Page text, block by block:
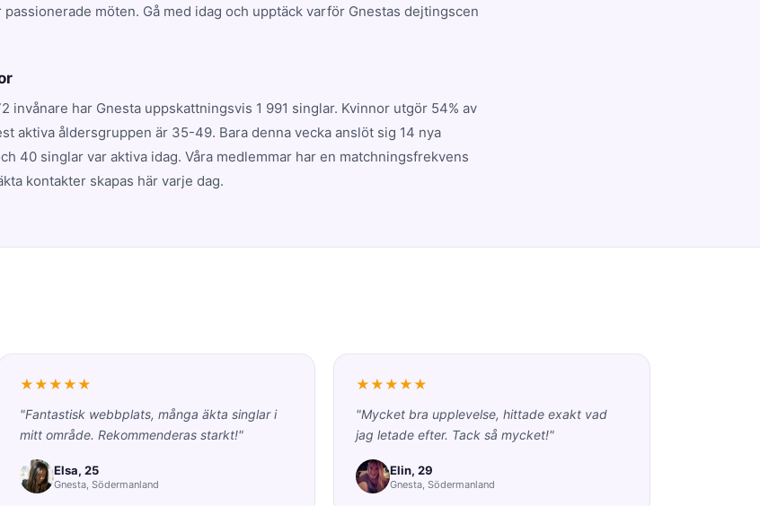
möten. Gå med idag och upptäck varför Gnestas dejtingscen
invånare har Gnesta uppskattningsvis 1 991 singlar. Kvinnor utgör 54% av
aktiva åldersgruppen är 35-49. Bara denna vecka anslöt sig 14 nya
40 singlar var aktiva idag. Våra medlemmar har en matchningsfrekvens
kontakter skapas här varje dag.
★★★★★
"Fantastisk webbplats, många äkta singlar i
mitt område. Rekommenderas starkt!"
Elsa, 25
Gnesta, Södermanland
★★★★★
"Mycket bra upplevelse, hittade exakt vad
jag letade efter. Tack så mycket!"
Elin, 29
Gnesta, Södermanland